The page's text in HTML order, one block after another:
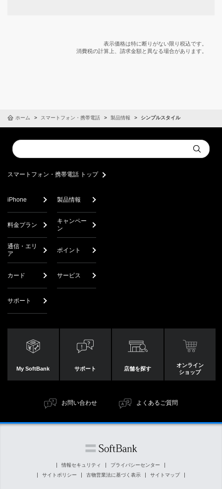
表示価格は特に断りがない限り税込です。
消費税の計算上、請求金額と異なる場合があります。
ホーム スマートフォン・携帯電話 製品情報 シンプルスタイル
Conduct
a
Submit
スマートフォン・携帯電話 トップ
iPhone 製品情報
料金プラン
キャンペー
ン
通信・エリ
ア
ポイント
カード サービス
サポート
My SoftBank サポート 店舗を探す
オンライン
ショップ
お問い合わせ よくあるご質問
情報セキュリティ
プライバシーセンター
サイトポリシー
古物営業法に基づく表示 サイトマップ